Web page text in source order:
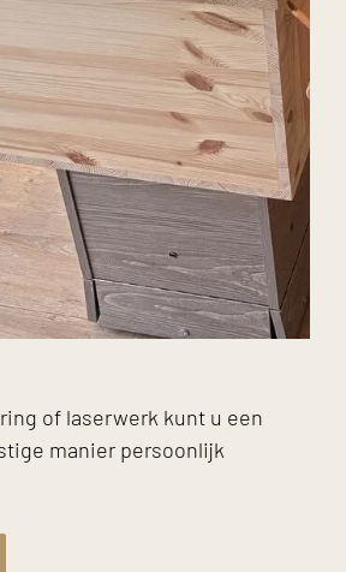
of laserwerk kunt u een
manier persoonlijk